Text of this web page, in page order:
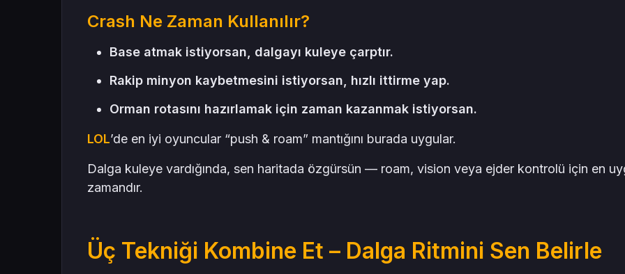
Crash Ne Zaman Kullanılır?
Base atmak istiyorsan, dalgayı kuleye çarptır.
Rakip minyon kaybetmesini istiyorsan, hızlı ittirme yap.
Orman rotasını hazırlamak için zaman kazanmak istiyorsan.
LOL’de en iyi oyuncular “push & roam” mantığını burada uygular.
Dalga kuleye vardığında, sen haritada özgürsün — roam, vision veya ejder kontrolü için en
zamandır.
Üç Tekniği Kombine Et – Dalga Ritmini Sen Belirle